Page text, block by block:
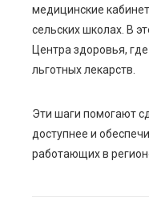
медицинские
сельских школах. В
Центра здоровья,
льготных лекарств.
Эти шаги помогают
доступнее и
работающих в